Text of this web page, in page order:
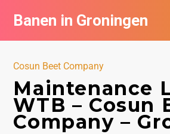
Banen in Groningen
Cosun Beet Company
Maintenance
WTB – Cosun
Company –
Vacatures per bedrijf
De populairste vacatures in
Nieuwsbrief feed